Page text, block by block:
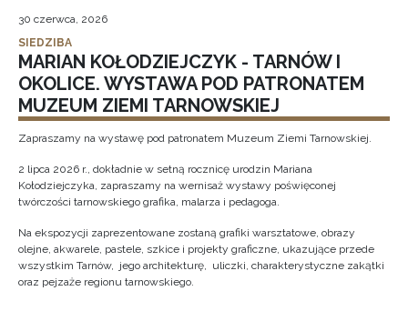
30 czerwca, 2026
SIEDZIBA
MARIAN KOŁODZIEJCZYK - TARNÓW I
OKOLICE. WYSTAWA POD PATRONATEM
MUZEUM ZIEMI TARNOWSKIEJ
Zapraszamy na wystawę pod patronatem Muzeum Ziemi Tarnowskiej.
2 lipca 2026 r., dokładnie w setną rocznicę urodzin Mariana
Kołodziejczyka, zapraszamy na wernisaż wystawy poświęconej
twórczości tarnowskiego grafika, malarza i pedagoga.
Na ekspozycji zaprezentowane zostaną grafiki warsztatowe, obrazy
olejne, akwarele, pastele, szkice i projekty graficzne, ukazujące przede
wszystkim Tarnów, jego architekturę, uliczki, charakterystyczne zakątki
oraz pejzaże regionu tarnowskiego.